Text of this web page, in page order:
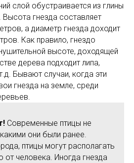
слой обустраивается из глины
Высота гнезда составляет
а диаметр гнезда доходит
Как правило, гнездо
высоте, доходящей
дерева подходит липа,
Бывают случаи, когда эти
гнезда на земле, среди
Современные птицы не
они были ранее.
птицы могут располагать
от человека. Иногда гнезда